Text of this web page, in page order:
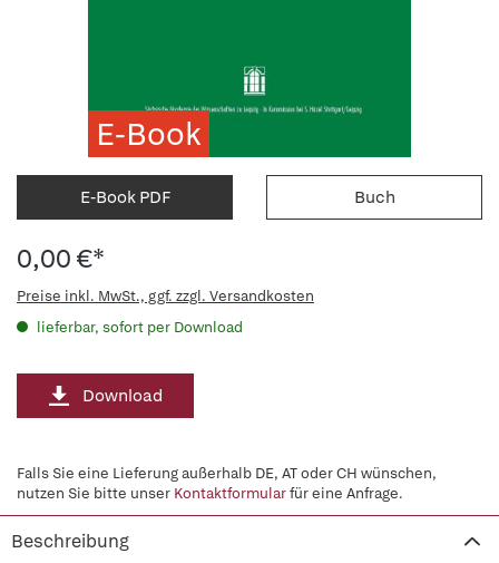
E-Book
E-Book PDF Buch
0,00 €*
Preise inkl. MwSt., ggf. zzgl. Versandkosten
lieferbar, sofort per Download
Download
Falls Sie eine Lieferung außerhalb DE, AT oder CH wünschen,
nutzen Sie bitte unser Kontaktformularfür eine Anfrage.
Beschreibung